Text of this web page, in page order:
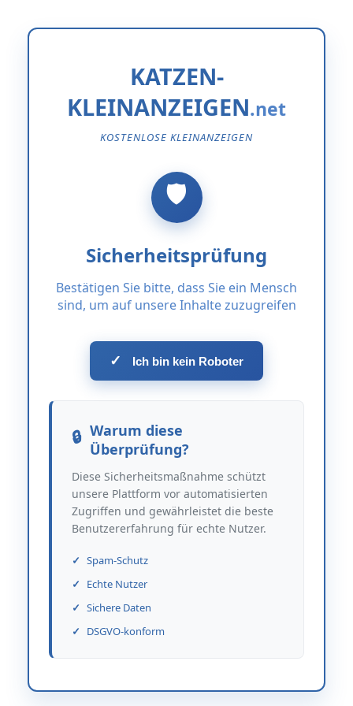
KATZEN-
KLEINANZEIGEN
KOSTENLOSE KLEINANZEIGEN
Sicherheitsprüfung
Bestätigen Sie bitte, dass Sie ein Mensch
sind, um auf unsere Inhalte zuzugreifen
✓ Ich bin kein Roboter
Warum diese
Überprüfung?
Diese Sicherheitsmaßnahme schützt
unsere Plattform vor automatisierten
Zugriffen und gewährleistet die beste
Benutzererfahrung für echte Nutzer.
Spam-Schutz
Echte Nutzer
Sichere Daten
DSGVO-konform